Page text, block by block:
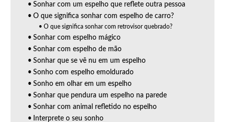
Sonhar com um espelho que reflete outra pessoa
O que significa sonhar com espelho de carro?
O que significa sonhar com retrovisor quebrado?
Sonhar com espelho mágico
Sonhar com espelho de mão
Sonhar que se vê nu em um espelho
Sonho com espelho emoldurado
Sonho em olhar em um espelho
Sonhar que pendura um espelho na parede
Sonhar com animal refletido no espelho
Interprete o seu sonho